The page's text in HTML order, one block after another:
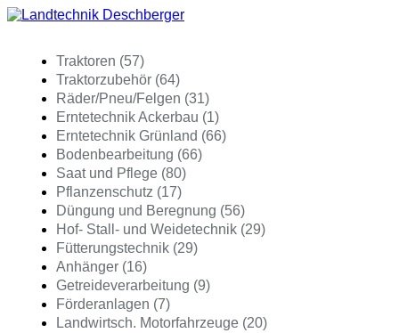
Traktoren (57)
Traktorzubehör (64)
Räder/Pneu/Felgen (31)
Erntetechnik Ackerbau (1)
Erntetechnik Grünland (66)
Bodenbearbeitung (66)
Saat und Pflege (80)
Pflanzenschutz (17)
Düngung und Beregnung (56)
Hof- Stall- und Weidetechnik (29)
Fütterungstechnik (29)
Anhänger (16)
Getreideverarbeitung (9)
Förderanlagen (7)
Landwirtsch. Motorfahrzeuge (20)